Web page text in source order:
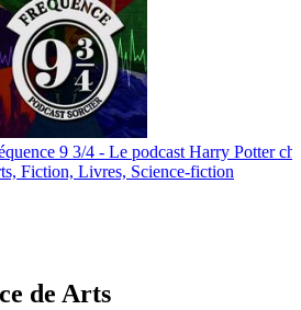
9 3/4 - Le podcast Harry Potter
Fiction, Livres, Science-fiction
de Arts